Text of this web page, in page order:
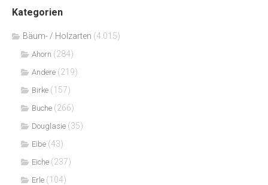
Kategorien
Bäum- / Holzarten (4.015)
Ahorn (284)
Andere (219)
Birke (157)
Buche (266)
Douglasie (35)
Eibe (43)
Eiche (237)
Erle (104)